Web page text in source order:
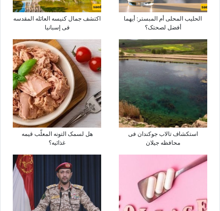
الحلیب المحلی أم المبستر: أیهما
أفضل لصحتک؟
اکتشف جمال کنیسه العائله المقدسه
فی إسبانیا
استکشاف تالاب جوکندان فی
محافظه جیلان
هل لسمک التونه المعلّب قیمه
غذائیه؟